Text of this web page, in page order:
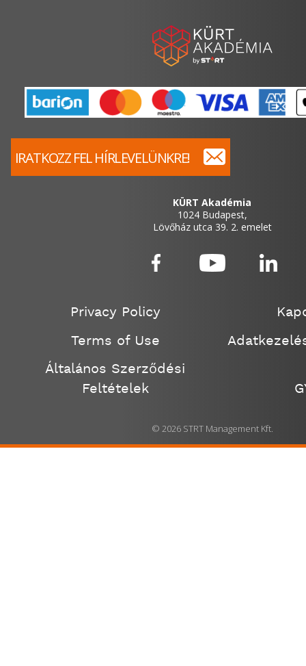
KÜRT Akadémia
1024 Budapest,
Lövőház utca 39. 2. emelet
IRATKOZZ FEL HÍRLEVELÜNKRE!
Privacy Policy
Terms of Use
Általános Szerződési
Feltételek
© 2026 STRT Management Kft.